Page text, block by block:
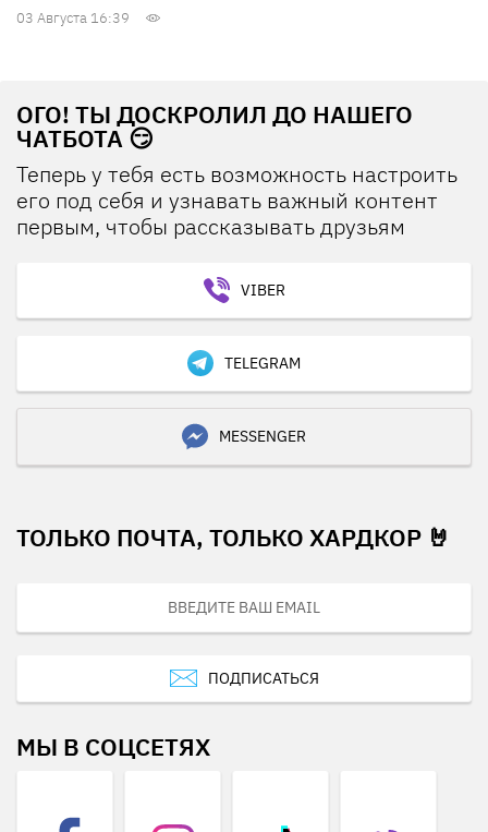
03 Августа 16:39
ОГО! ТЫ ДОСКРОЛИЛ ДО НАШЕГО
ЧАТБОТА 😏
Теперь у тебя есть возможность настроить
его под себя и узнавать важный контент
первым, чтобы рассказывать друзьям
VIBER
TELEGRAM
MESSENGER
ТОЛЬКО ПОЧТА, ТОЛЬКО ХАРДКОР 🤘
ПОДПИСАТЬСЯ
МЫ В СОЦСЕТЯХ